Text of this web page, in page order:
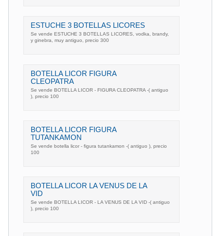
ESTUCHE 3 BOTELLAS LICORES
Se vende ESTUCHE 3 BOTELLAS LICORES, vodka, brandy,
y ginebra, muy antiguo, precio 300 
BOTELLA LICOR FIGURA
CLEOPATRA
Se vende BOTELLA LICOR - FIGURA CLEOPATRA -( antiguo
), precio 100 
BOTELLA LICOR FIGURA
TUTANKAMON
Se vende botella licor - figura tutankamon -( antiguo ), precio
100 
BOTELLA LICOR LA VENUS DE LA
VID
Se vende BOTELLA LICOR - LA VENUS DE LA VID -( antiguo
), precio 100 